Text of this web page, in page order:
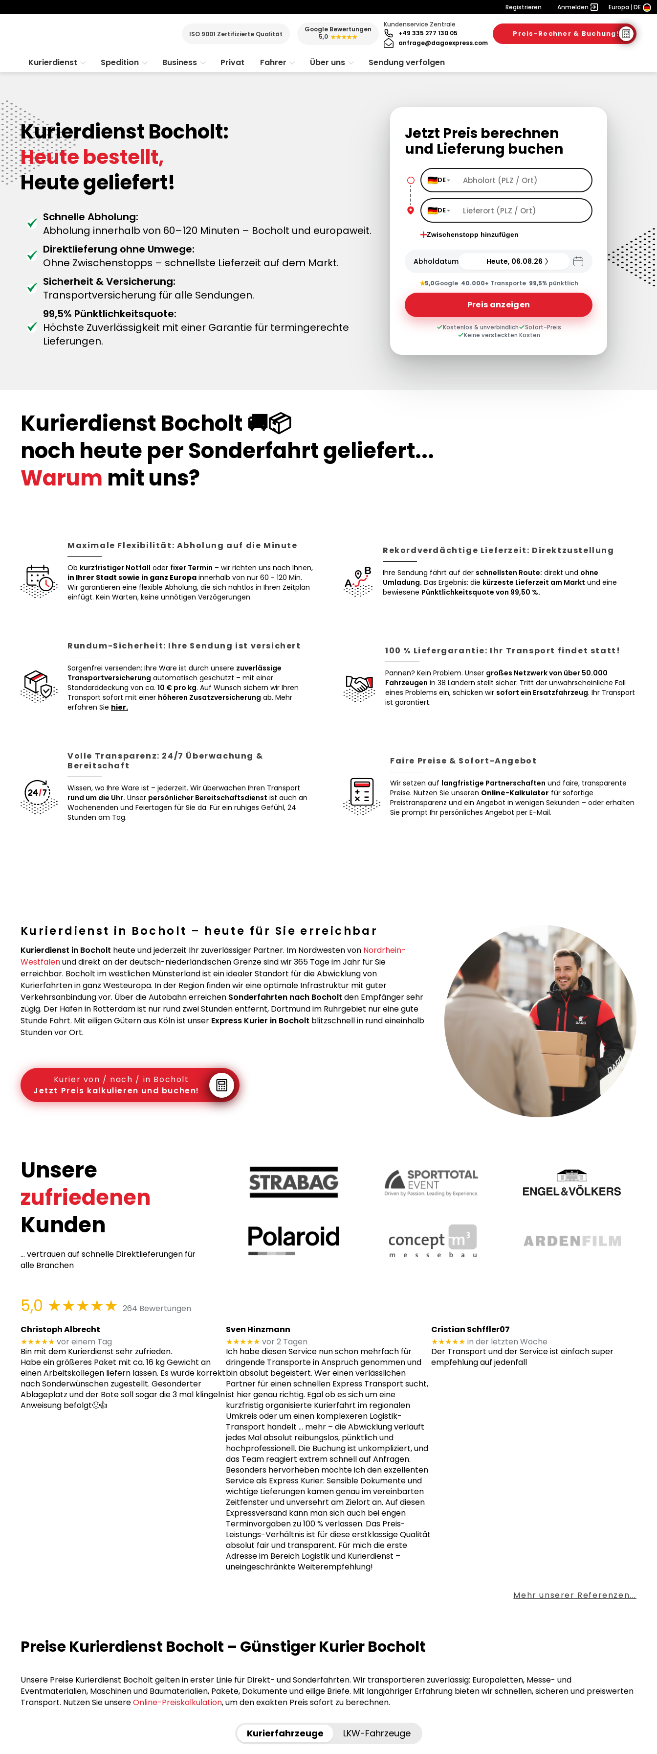
Registrieren Anmelden Europa DE
ISO 9001 Zertifizierte Qualität
Google Bewertungen
5,0 ★★★★★
Kundenservice Zentrale
+49 335 277 130 05
anfrage@dagoexpress.com
Preis-Rechner & Buchung!
Kurierdienst Spedition Business Privat Fahrer Über uns Sendung verfolgen
Kurierdienst Bocholt:
Heute bestellt,
Heute geliefert!
Schnelle Abholung:
Abholung innerhalb von 60–120 Minuten – Bocholt und europaweit.
Direktlieferung ohne Umwege:
Ohne Zwischenstopps – schnellste Lieferzeit auf dem Markt.
Sicherheit & Versicherung:
Transportversicherung für alle Sendungen.
99,5% Pünktlichkeitsquote:
Höchste Zuverlässigkeit mit einer Garantie für termingerechte
Lieferungen.
Jetzt Preis berechnen
und Lieferung buchen
DE
DE
Zwischenstopp hinzufügen
Abholdatum Heute, 06.08.26
★5,0Google· 40.000+ Transporte· 99,5%pünktlich
Preis anzeigen
Kostenlos & unverbindlich
Sofort-Preis
Keine versteckten Kosten
Kurierdienst Bocholt 🚚📦
noch heute per Sonderfahrt geliefert...
Warum mit uns?
Maximale Flexibilität: Abholung auf die Minute
Ob kurzfristiger Notfall oder fixer Termin – wir richten uns nach Ihnen,
in Ihrer Stadt sowie in ganz Europa innerhalb von nur 60 - 120 Min.
Wir garantieren eine flexible Abholung, die sich nahtlos in Ihren Zeitplan
einfügt. Kein Warten, keine unnötigen Verzögerungen.
Rekordverdächtige Lieferzeit: Direktzustellung
Ihre Sendung fährt auf der schnellsten Route: direkt und ohne
Umladung. Das Ergebnis: die kürzeste Lieferzeit am Markt und eine
bewiesene Pünktlichkeitsquote von 99,50 %.
Rundum-Sicherheit: Ihre Sendung ist versichert
Sorgenfrei versenden: Ihre Ware ist durch unsere zuverlässige
Transportversicherung automatisch geschützt – mit einer
Standarddeckung von ca. 10 € pro kg. Auf Wunsch sichern wir Ihren
Transport sofort mit einer höheren Zusatzversicherung ab. Mehr
erfahren Sie hier.
100 % Liefergarantie: Ihr Transport findet statt!
Pannen? Kein Problem. Unser großes Netzwerk von über 50.000
Fahrzeugen in 38 Ländern stellt sicher: Tritt der unwahrscheinliche Fall
eines Problems ein, schicken wir sofort ein Ersatzfahrzeug. Ihr Transport
ist garantiert.
Volle Transparenz: 24/7 Überwachung &
Bereitschaft
Wissen, wo Ihre Ware ist – jederzeit. Wir überwachen Ihren Transport
rund um die Uhr. Unser persönlicher Bereitschaftsdienst ist auch an
Wochenenden und Feiertagen für Sie da. Für ein ruhiges Gefühl, 24
Stunden am Tag.
Faire Preise & Sofort-Angebot
Wir setzen auf langfristige Partnerschaften und faire, transparente
Preise. Nutzen Sie unseren Online-Kalkulator für sofortige
Preistransparenz und ein Angebot in wenigen Sekunden – oder erhalten
Sie prompt Ihr persönliches Angebot per E-Mail.
Kurierdienst in Bocholt – heute für Sie erreichbar
Kurierdienst in Bocholt heute und jederzeit Ihr zuverlässiger Partner. Im Nordwesten von Nordrhein-
Westfalenund direkt an der deutsch-niederländischen Grenze sind wir 365 Tage im Jahr für Sie
erreichbar. Bocholt im westlichen Münsterland ist ein idealer Standort für die Abwicklung von
Kurierfahrten in ganz Westeuropa. In der Region finden wir eine optimale Infrastruktur mit guter
Verkehrsanbindung vor. Über die Autobahn erreichen Sonderfahrten nach Bocholt den Empfänger sehr
zügig. Der Hafen in Rotterdam ist nur rund zwei Stunden entfernt, Dortmund im Ruhrgebiet nur eine gute
Stunde Fahrt. Mit eiligen Gütern aus Köln ist unser Express Kurier in Bocholt blitzschnell in rund eineinhalb
Stunden vor Ort.
Kurier von / nach / in Bocholt
Jetzt Preis kalkulieren und buchen!
Unsere
zufriedenen
Kunden
... vertrauen auf schnelle Direktlieferungen für
alle Branchen
5,0 ★★★★★ 264 Bewertungen
Christoph Albrecht
★★★★★ vor einem Tag
Bin mit dem Kurierdienst sehr zufrieden.
Habe ein größeres Paket mit ca. 16 kg Gewicht an
einen Arbeitskollegen liefern lassen. Es wurde korrekt
nach Sonderwünschen zugestellt. Gesonderter
Ablageplatz und der Bote soll sogar die 3 mal klingeln
Anweisung befolgt🙂👍
Sven Hinzmann
★★★★★ vor 2 Tagen
Ich habe diesen Service nun schon mehrfach für
dringende Transporte in Anspruch genommen und
bin absolut begeistert. Wer einen verlässlichen
Partner für einen schnellen Express Transport sucht,
ist hier genau richtig. Egal ob es sich um eine
kurzfristig organisierte Kurierfahrt im regionalen
Umkreis oder um einen komplexeren Logistik-
Transport handelt … mehr– die Abwicklung verläuft
jedes Mal absolut reibungslos, pünktlich und
hochprofessionell. Die Buchung ist unkompliziert, und
das Team reagiert extrem schnell auf Anfragen.
Besonders hervorheben möchte ich den exzellenten
Service als Express Kurier: Sensible Dokumente und
wichtige Lieferungen kamen genau im vereinbarten
Zeitfenster und unversehrt am Zielort an. Auf diesen
Expressversand kann man sich auch bei engen
Terminvorgaben zu 100 % verlassen. Das Preis-
Leistungs-Verhältnis ist für diese erstklassige Qualität
absolut fair und transparent. Für mich die erste
Adresse im Bereich Logistik und Kurierdienst –
uneingeschränkte Weiterempfehlung!
Cristian Schffler07
★★★★★ in der letzten Woche
Der Transport und der Service ist einfach super
empfehlung auf jedenfall
Mehr unserer Referenzen...
Preise Kurierdienst Bocholt – Günstiger Kurier Bocholt
Unsere Preise Kurierdienst Bocholt gelten in erster Linie für Direkt- und Sonderfahrten. Wir transportieren zuverlässig: Europaletten, Messe- und
Eventmaterialien, Maschinen und Baumaterialien, Pakete, Dokumente und eilige Briefe. Mit langjähriger Erfahrung bieten wir schnellen, sicheren und preiswerten
Transport. Nutzen Sie unsereOnline-Preiskalkulation, um den exakten Preis sofort zu berechnen.
Kurierfahrzeuge LKW-Fahrzeuge